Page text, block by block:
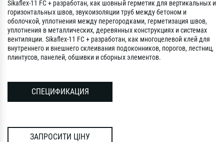
Sikaflex-11 FC + разработан, как шовный герметик для вертикальных и
горизонтальных швов, звукоизоляции труб между бетоном и
оболочкой, уплотнения между перегородками, герметизация швов,
уплотнения в металлических, деревянных конструкциях и системах
вентиляции. Sikaflex-11 FC + разработан, как многоцелевой клей для
внутреннего и внешнего склеивания подоконников, порогов, лестниц,
плинтусов, панелей, обшивки и сборных элементов.
СПЕЦИФИКАЦИЯ
ЗАПРОСИТИ ЦІНУ